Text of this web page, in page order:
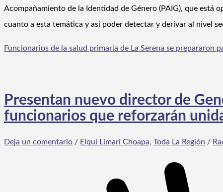
Acompañamiento de la Identidad de Género (PAIG), que está
cuanto a esta temática y así poder detectar y derivar al nivel
Funcionarios de la salud primaria de La Serena se prepararon
Presentan nuevo director de
funcionarios que reforzarán
Deja un comentario / Elqui Limarí Choapa, Toda La Región /